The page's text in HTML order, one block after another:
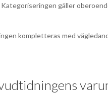
gäller
kompletteras med